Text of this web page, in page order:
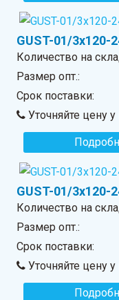
GUST-01/3x120-
Количество на
Размер опт.:
Срок поставки:
Уточняйте цену
GUST-01/3x120-
Количество на
Размер опт.:
Срок поставки:
Уточняйте цену